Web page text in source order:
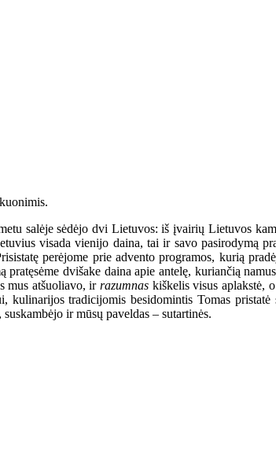
salėje sėdėjo dvi Lietuvos: iš įvairių Lietuvos
visada vienijo daina, tai ir savo pasirodymą
perėjome prie advento programos, kurią
dvišake daina apie antelę, kuriančią
mus atšuoliavo, irrazumnas kiškelis visus aplakstė,
tradicijomis besidomintis Tomas
ir mūsų paveldas – sutartinės.